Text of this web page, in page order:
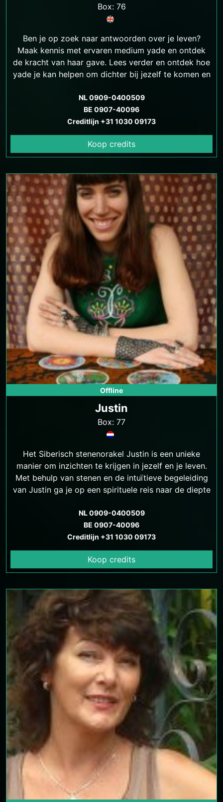
Box: 76
Ben je op zoek naar antwoorden over je leven?
Maak kennis met ervaren medium yade en ontdek
de kracht van haar gave. Lees verder en ontdek hoe
yade je kan helpen om dichter bij jezelf te komen en
NL 0909-0400509
BE 0907-40096
Creditlijn +31 1030 09173
Koop credits
Offline
Justin
Box: 77
Het Siberisch stenenorakel Justin is een unieke
manier om inzichten te krijgen in jezelf en je leven.
Met behulp van stenen en de intuïtieve begeleiding
van Justin ga je op een spirituele reis naar de diepte
NL 0909-0400509
BE 0907-40096
Creditlijn +31 1030 09173
Koop credits